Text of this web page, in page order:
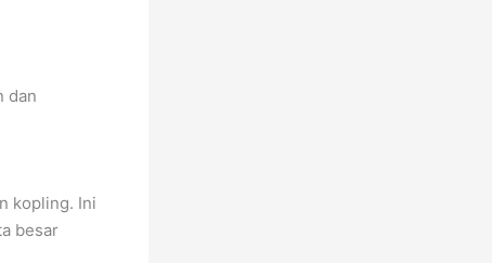
dan
kopling. Ini
besar